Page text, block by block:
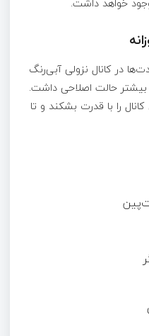
در کانال نزولی آبی‌رنگ
حالت اصلاحی داشت.
را با قدرت بشکند و تا